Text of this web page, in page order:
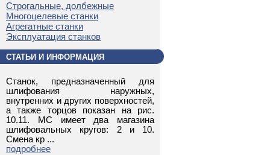
Строгальные, долбежные
Многоцелевые станки
Агрегатные станки
Эксплуатация станков
СТАТЬИ И ИНФОРМАЦИЯ
Станок, предназначенный для
шлифования наружных,
внутренних и других поверхностей,
а также торцов показан на рис.
10.11. МС имеет два магазина
шлифовальных кругов: 2 и 10.
Смена кр ...
подробнее